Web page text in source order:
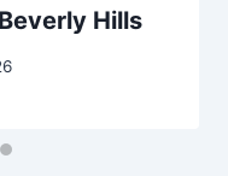
Hills